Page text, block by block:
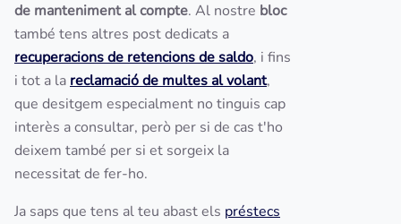
de manteniment al compte. Al nostre bloc
també tens altres post dedicats a
recuperacions de retencions de saldo, i fins
i tot a la reclamació de multes al volant,
que desitgem especialment no tinguis cap
interès a consultar, però per si de cas t'ho
deixem també per si et sorgeix la
necessitat de fer-ho.
Ja saps que tens al teu abast els préstecs